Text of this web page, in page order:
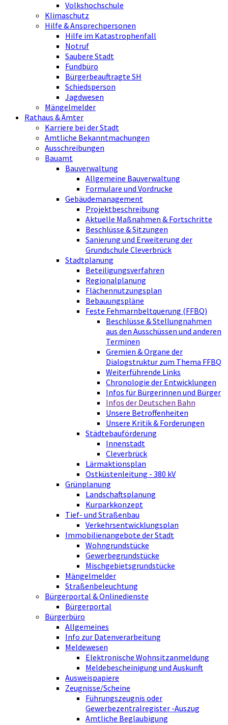
Volkshochschule
Klimaschutz
Hilfe & Ansprechpersonen
Hilfe im Katastrophenfall
Notruf
Saubere Stadt
Fundbüro
Bürgerbeauftragte SH
Schiedsperson
Jagdwesen
Mängelmelder
Rathaus & Ämter
Karriere bei der Stadt
Amtliche Bekanntmachungen
Ausschreibungen
Bauamt
Bauverwaltung
Allgemeine Bauverwaltung
Formulare und Vordrucke
Gebäudemanagement
Projektbeschreibung
Aktuelle Maßnahmen & Fortschritte
Beschlüsse & Sitzungen
Sanierung und Erweiterung der
Grundschule Cleverbrück
Stadtplanung
Beteiligungsverfahren
Regionalplanung
Flächennutzungsplan
Bebauungspläne
Feste Fehmarnbeltquerung (FFBQ)
Beschlüsse & Stellungnahmen
aus den Ausschüssen und anderen
Terminen
Gremien & Organe der
Dialogstruktur zum Thema FFBQ
Weiterführende Links
Chronologie der Entwicklungen
Infos für Bürgerinnen und Bürger
Infos der Deutschen Bahn
Unsere Betroffenheiten
Unsere Kritik & Forderungen
Städtebauförderung
Innenstadt
Cleverbrück
Lärmaktionsplan
Ostküstenleitung - 380 kV
Grünplanung
Landschaftsplanung
Kurparkkonzept
Tief- und Straßenbau
Verkehrsentwicklungsplan
Immobilienangebote der Stadt
Wohngrundstücke
Gewerbegrundstücke
Mischgebietsgrundstücke
Mängelmelder
Straßenbeleuchtung
Bürgerportal & Onlinedienste
Bürgerportal
Bürgerbüro
Allgemeines
Info zur Datenverarbeitung
Meldewesen
Elektronische Wohnsitzanmeldung
Meldebescheinigung und Auskunft
Ausweispapiere
Zeugnisse/Scheine
Führungszeugnis oder
Gewerbezentralregister -Auszug
Amtliche Beglaubigung